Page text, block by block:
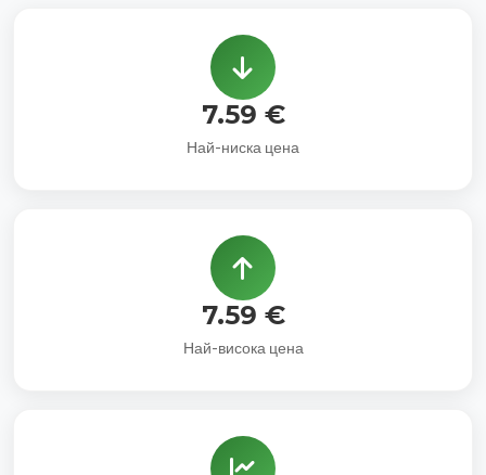
7.59 €
Най-ниска цена
7.59 €
Най-висока цена